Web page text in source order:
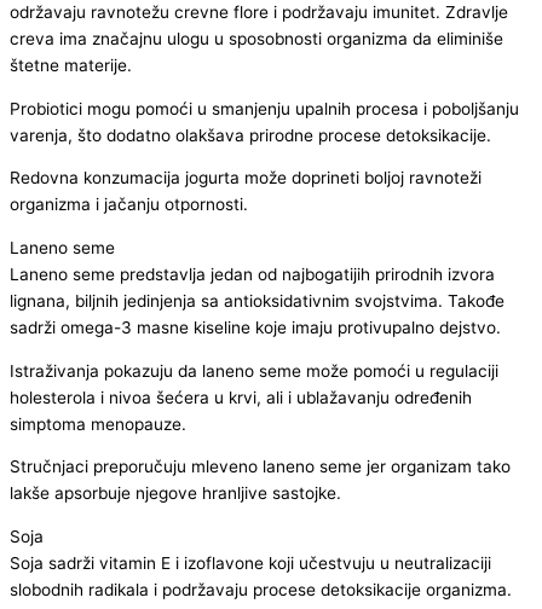
održavaju ravnotežu crevne flore i podržavaju imunitet. Zdravlje
creva ima značajnu ulogu u sposobnosti organizma da eliminiše
štetne materije.
Probiotici mogu pomoći u smanjenju upalnih procesa i poboljšanju
varenja, što dodatno olakšava prirodne procese detoksikacije.
Redovna konzumacija jogurta može doprineti boljoj ravnoteži
organizma i jačanju otpornosti.
Laneno seme
Laneno seme predstavlja jedan od najbogatijih prirodnih izvora
lignana, biljnih jedinjenja sa antioksidativnim svojstvima. Takođe
sadrži omega-3 masne kiseline koje imaju protivupalno dejstvo.
Istraživanja pokazuju da laneno seme može pomoći u regulaciji
holesterola i nivoa šećera u krvi, ali i ublažavanju određenih
simptoma menopauze.
Stručnjaci preporučuju mleveno laneno seme jer organizam tako
lakše apsorbuje njegove hranljive sastojke.
Soja
Soja sadrži vitamin E i izoflavone koji učestvuju u neutralizaciji
slobodnih radikala i podržavaju procese detoksikacije organizma.